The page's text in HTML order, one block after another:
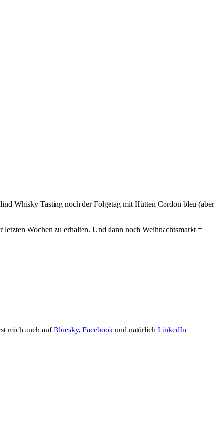
Whisky Tasting noch der Folgetag mit Hütten Cordon bleu (aber
Wochen zu erhalten. Und dann noch Weihnachtsmarkt =
mich auch aufBluesky, Facebook und natürlich LinkedIn